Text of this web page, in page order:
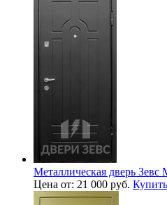
Металлическая дверь
Цена от: 21 000 руб. Купить